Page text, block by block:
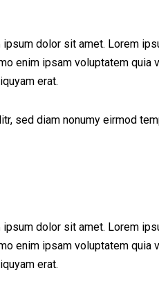
dolor sit amet. Lorem
enim ipsam voluptatem
erat.
sed diam nonumy eirmod
dolor sit amet. Lorem
enim ipsam voluptatem
erat.